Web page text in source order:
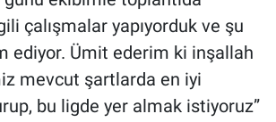
çalışmalar yapıyorduk ve şu
ediyor. Ümit ederim ki inşallah
mevcut şartlarda en iyi
bu ligde yer almak istiyoruz”